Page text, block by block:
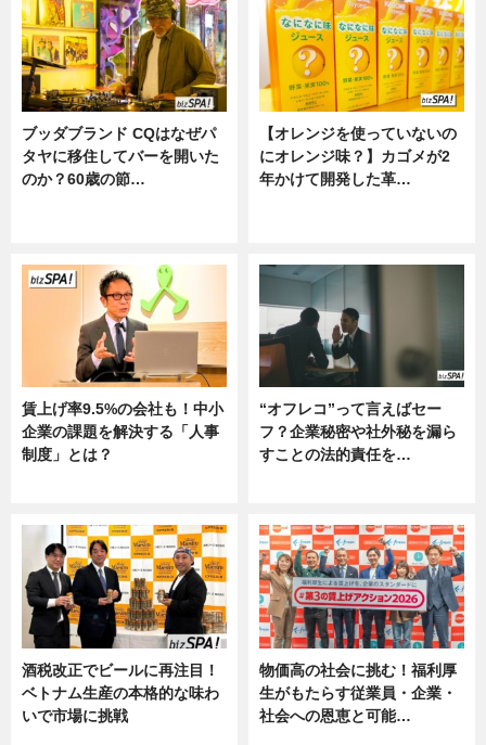
ブッダブランド CQはなぜパ
タヤに移住してバーを開いた
のか？60歳の節…
【オレンジを使っていないの
にオレンジ味？】カゴメが2
年かけて開発した革…
賃上げ率9.5%の会社も！中小
企業の課題を解決する「人事
制度」とは？
“オフレコ”って言えばセー
フ？企業秘密や社外秘を漏ら
すことの法的責任を…
酒税改正でビールに再注目！
ベトナム生産の本格的な味わ
いで市場に挑戦
物価高の社会に挑む！福利厚
生がもたらす従業員・企業・
社会への恩恵と可能…